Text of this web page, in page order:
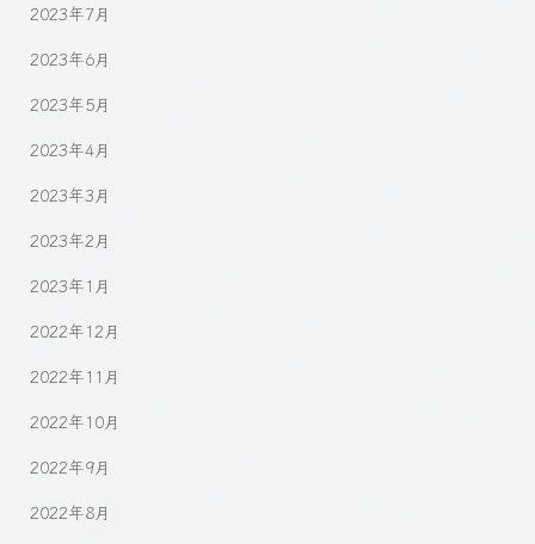
2023年7月
2023年6月
2023年5月
2023年4月
2023年3月
2023年2月
2023年1月
2022年12月
2022年11月
2022年10月
2022年9月
2022年8月